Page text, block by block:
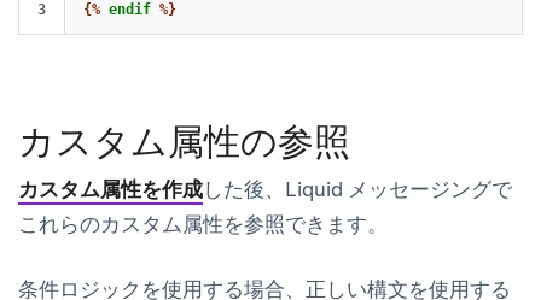
{% endif %}
カスタム属性の参照
カスタム属性を作成した後、Liquid メッセージングで
これらのカスタム属性を参照できます。
条件ロジックを使用する場合、正しい構文を使用する